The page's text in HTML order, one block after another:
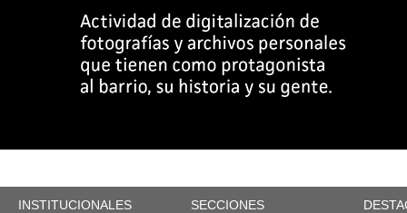
INSTITUCIONALES SECCIONES